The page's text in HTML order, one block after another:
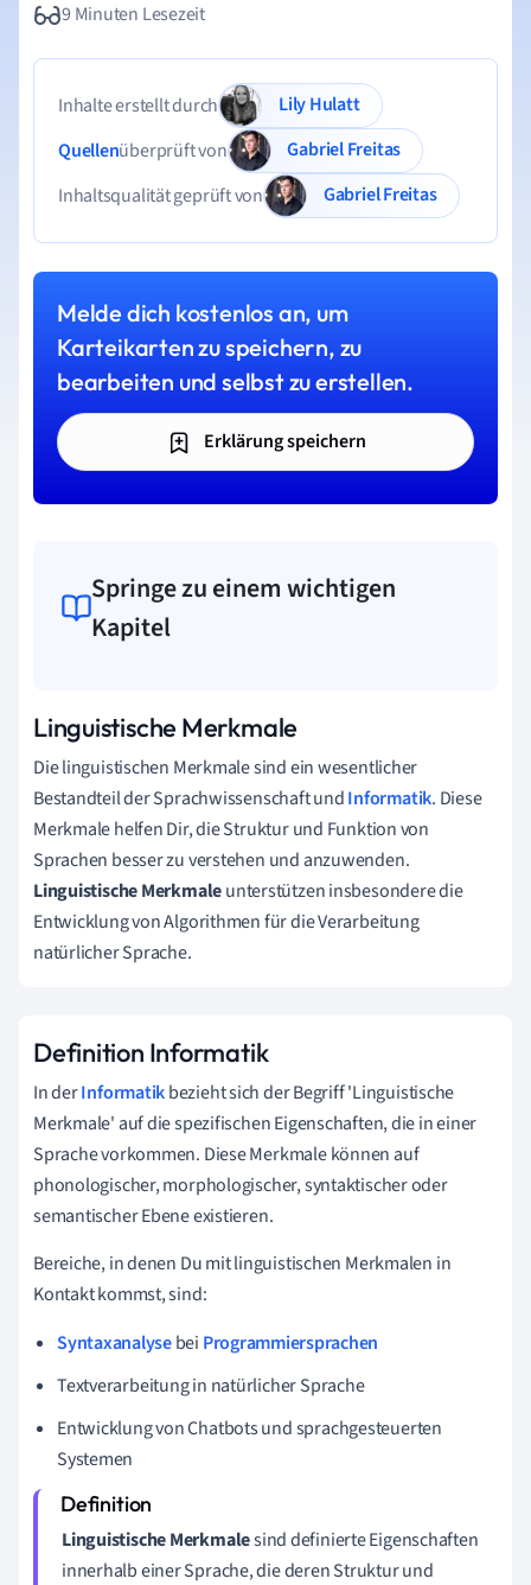
9 Minuten Lesezeit
Inhalte erstellt durch
Lily Hulatt
Quellenüberprüft von
Gabriel Freitas
Inhaltsqualität geprüft von
Gabriel Freitas
Melde dich kostenlos an, um
Karteikarten zu speichern, zu
bearbeiten und selbst zu erstellen.
Erklärung speichern
Springe zu einem wichtigen
Kapitel
Linguistische Merkmale
Die linguistischen Merkmale sind ein wesentlicher
Bestandteil der Sprachwissenschaft undInformatik. Diese
Merkmale helfen Dir, die Struktur und Funktion von
Sprachen besser zu verstehen und anzuwenden.
Linguistische Merkmaleunterstützen insbesondere die
Entwicklung von Algorithmen für die Verarbeitung
natürlicher Sprache.
Definition Informatik
In derInformatikbezieht sich der Begriff 'Linguistische
Merkmale' auf die spezifischen Eigenschaften, die in einer
Sprache vorkommen. Diese Merkmale können auf
phonologischer, morphologischer, syntaktischer oder
semantischer Ebene existieren.
Bereiche, in denen Du mit linguistischen Merkmalen in
Kontakt kommst, sind:
Syntaxanalysebei Programmiersprachen
Textverarbeitung in natürlicher Sprache
Entwicklung von Chatbots und sprachgesteuerten
Systemen
Linguistische Merkmalesind definierte Eigenschaften
innerhalb einer Sprache, die deren Struktur und